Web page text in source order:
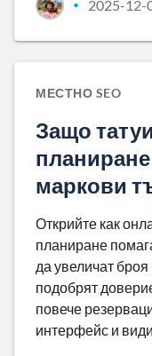
• 2025-12-
МЕСТНО SEO
Защо
маркови
Открийте как
планиране
да увеличат
подобрят
повече
интерфейс и